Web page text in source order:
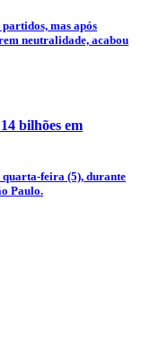
mas após
neutralidade, acabou
bilhões em
quarta-feira (5), durante
Paulo.